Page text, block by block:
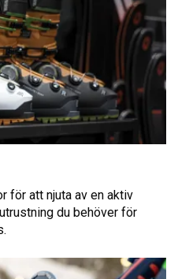
för att njuta av en aktiv
du behöver för